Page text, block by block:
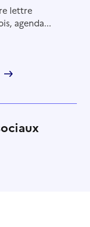
lettre
agenda...